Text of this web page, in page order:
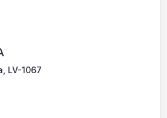
LV-1067